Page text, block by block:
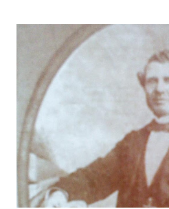
infância pobre, João Vieira não
estudos, e então passou a
plano para auxiliar na renda
garçon, dono de bar, de
panificação. “Ao contrário de
raízes e procuram obscurecer
em defender o pão como
que trabalhar copiosamente
trocas de gorjetas que c...